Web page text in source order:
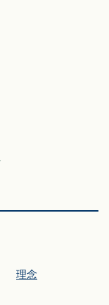
理念